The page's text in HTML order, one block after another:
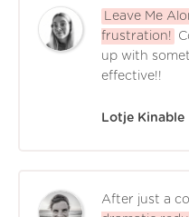
Leave Me
frustration!
up with
effective!!
Lotje Kinable
After just a